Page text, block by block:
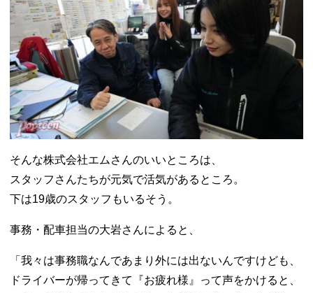
そんな株式会社エムさんのいいところは、
スタッフさんたちが元気で活気があるところ。
下は19歳のスタッフもいるそう。
事務・配車担当の大岩さんによると、
「我々は事務職なんであまり外には出ないんですけども、
ドライバーが帰ってきて『お疲れ様』って声をかけると、